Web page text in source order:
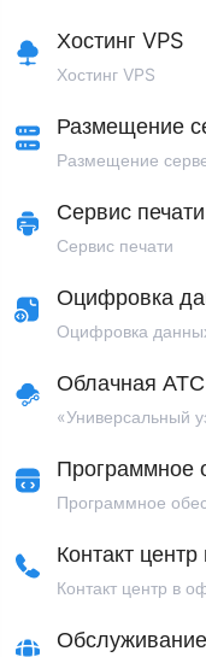
Хостинг VPS
Хостинг VPS
Размещение
Размещение
Сервис печати
Сервис печати
Оцифровка
Оцифровка
Облачная АТС
«Универсальный
Программное
Программное
Контакт
Контакт центр в